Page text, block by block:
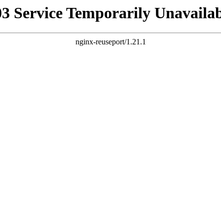
Service Temporarily
nginx-reuseport/1.21.1